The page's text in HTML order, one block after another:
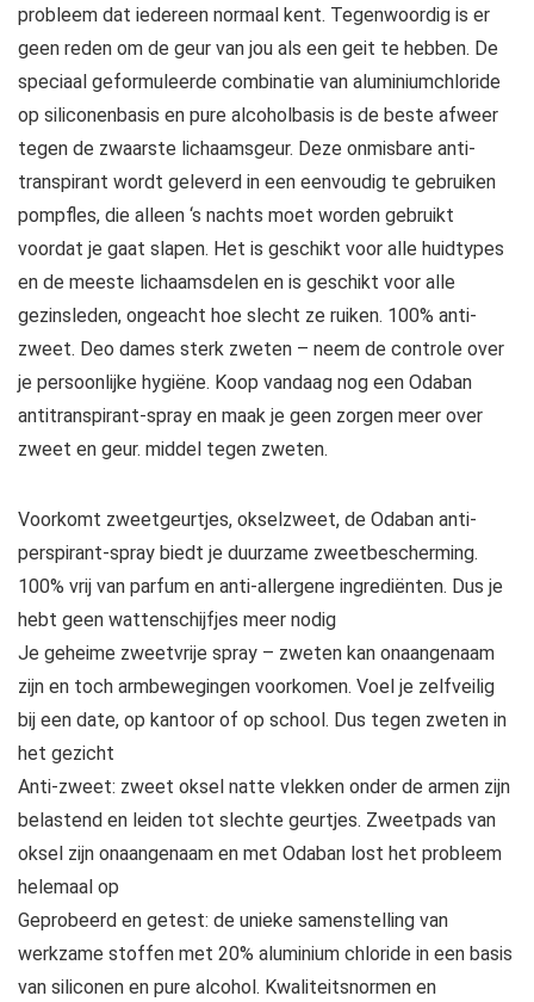
probleem dat iedereen normaal kent. Tegenwoordig is er
geen reden om de geur van jou als een geit te hebben. De
speciaal geformuleerde combinatie van aluminiumchloride
op siliconenbasis en pure alcoholbasis is de beste afweer
tegen de zwaarste lichaamsgeur. Deze onmisbare anti-
transpirant wordt geleverd in een eenvoudig te gebruiken
pompfles, die alleen ‘s nachts moet worden gebruikt
voordat je gaat slapen. Het is geschikt voor alle huidtypes
en de meeste lichaamsdelen en is geschikt voor alle
gezinsleden, ongeacht hoe slecht ze ruiken. 100% anti-
zweet. Deo dames sterk zweten – neem de controle over
je persoonlijke hygiëne. Koop vandaag nog een Odaban
antitranspirant-spray en maak je geen zorgen meer over
zweet en geur. middel tegen zweten.
Voorkomt zweetgeurtjes, okselzweet, de Odaban anti-
perspirant-spray biedt je duurzame zweetbescherming.
100% vrij van parfum en anti-allergene ingrediënten. Dus je
hebt geen wattenschijfjes meer nodig
Je geheime zweetvrije spray – zweten kan onaangenaam
zijn en toch armbewegingen voorkomen. Voel je zelfveilig
bij een date, op kantoor of op school. Dus tegen zweten in
het gezicht
Anti-zweet: zweet oksel natte vlekken onder de armen zijn
belastend en leiden tot slechte geurtjes. Zweetpads van
oksel zijn onaangenaam en met Odaban lost het probleem
helemaal op
Geprobeerd en getest: de unieke samenstelling van
werkzame stoffen met 20% aluminium chloride in een basis
van siliconen en pure alcohol. Kwaliteitsnormen en